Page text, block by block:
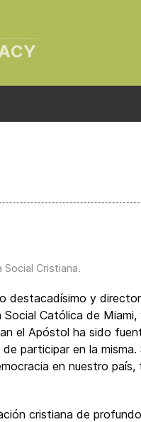
Social Cristiana.
destacadísimo y
Católica de
el Apóstol ha sido
participar en la misma.
en nuestro país,
cristiana de